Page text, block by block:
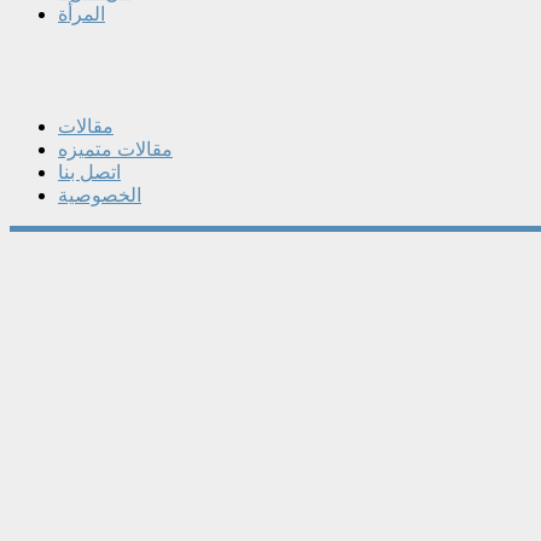
المرأة
مقالات
مقالات متميزه
اتصل بنا
الخصوصية